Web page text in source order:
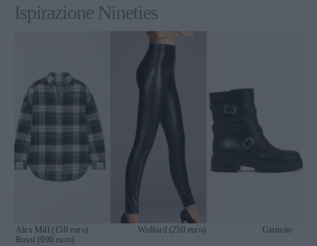
Ispirazione Nineties
Alex Mill (150 euro) Wolford (250 euro) Gianvito
Rossi (990 euro)